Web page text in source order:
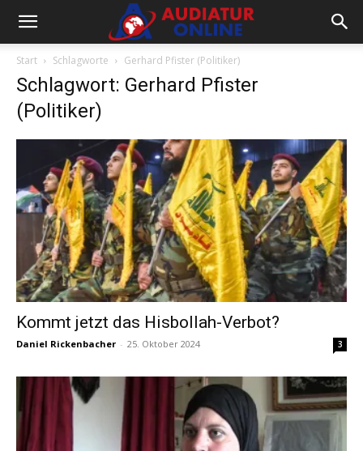
Start Schlagworte Gerhard Pfister (Politiker)
Schlagwort: Gerhard Pfister
(Politiker)
Kommt jetzt das Hisbollah-Verbot?
Daniel Rickenbacher - 25. Oktober 2024 3